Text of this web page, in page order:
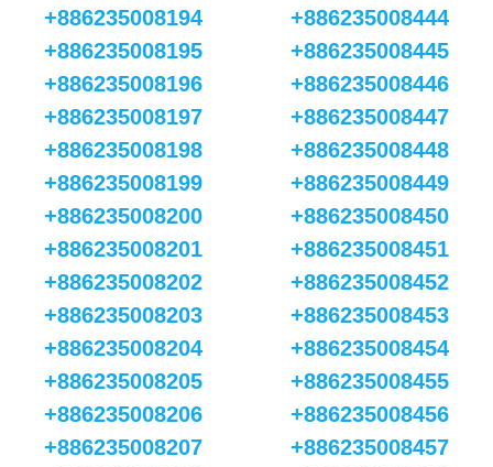
+886235008194
+886235008195
+886235008196
+886235008197
+886235008198
+886235008199
+886235008200
+886235008201
+886235008202
+886235008203
+886235008204
+886235008205
+886235008206
+886235008207
+886235008444
+886235008445
+886235008446
+886235008447
+886235008448
+886235008449
+886235008450
+886235008451
+886235008452
+886235008453
+886235008454
+886235008455
+886235008456
+886235008457